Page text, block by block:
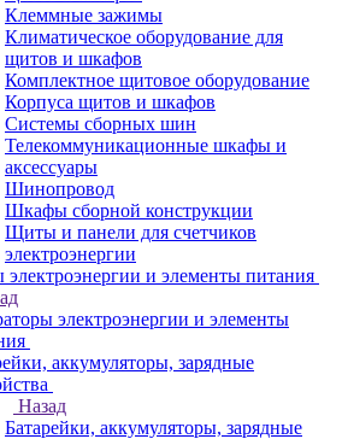
Клеммные зажимы
Климатическое оборудование для
щитов и шкафов
Комплектное щитовое оборудование
Корпуса щитов и шкафов
Системы сборных шин
Телекоммуникационные шкафы и
аксессуары
Шинопровод
Шкафы сборной конструкции
Щиты и панели для счетчиков
электроэнергии
электроэнергии и элементы питания
электроэнергии и элементы
аккумуляторы, зарядные
Назад
Батарейки, аккумуляторы, зарядные